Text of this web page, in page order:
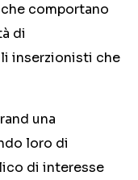
comportano
di
inserzionisti che
una
loro di
di interesse